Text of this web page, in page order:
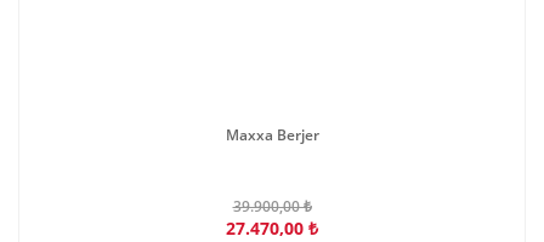
Maxxa Berjer
39.900,00 ₺
27.470,00 ₺